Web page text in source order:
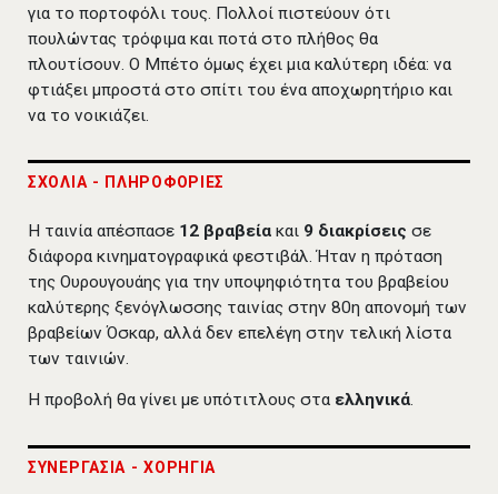
για το πορτοφόλι τους. Πολλοί πιστεύουν ότι
πουλώντας τρόφιμα και ποτά στο πλήθος θα
πλουτίσουν. Ο Μπέτο όμως έχει μια καλύτερη ιδέα: να
φτιάξει μπροστά στο σπίτι του ένα αποχωρητήριο και
να το νοικιάζει.
ΣΧΟΛΙΑ - ΠΛΗΡΟΦΟΡΙΕΣ
Η ταινία απέσπασε 1 2 βραβεία και 9 διακρίσεις σε
διάφορα κινηματογραφικά φεστιβάλ. Ήταν η πρόταση
της Ουρουγουάης για την υποψηφιότητα του βραβείου
καλύτερης ξενόγλωσσης ταινίας στην 80η απονομή των
βραβείων Όσκαρ, αλλά δεν επελέγη στην τελική λίστα
των ταινιών.
Η προβολή θα γίνει με υπότιτλους στα ελληνικά.
ΣΥΝΕΡΓΑΣΙΑ - ΧΟΡΗΓΙΑ